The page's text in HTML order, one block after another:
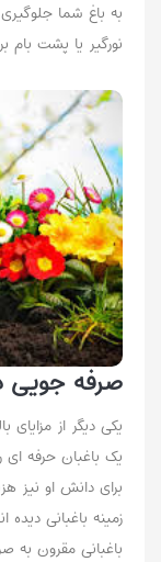
به باغ شما
نورگیر یا پشت بام
صرفه جویی
یکی دیگر از
یک باغبان حرفه ای
برای دانش او نیز
زمینه باغبانی دیده
باغبانی مقرون به